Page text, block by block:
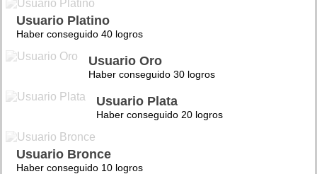
Usuario Platino
Haber conseguido 40 logros
Usuario Oro
Haber conseguido 30 logros
Usuario Plata
Haber conseguido 20 logros
Usuario Bronce
Haber conseguido 10 logros